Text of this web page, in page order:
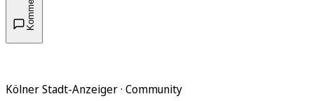
Kölner Stadt-Anzeiger · Community